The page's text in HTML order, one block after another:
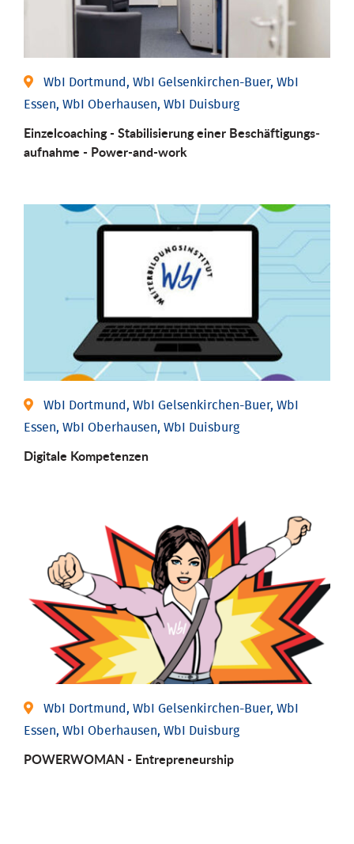
WbI Dortmund, WbI Gelsenkirchen-Buer, WbI
Essen, WbI Oberhausen, WbI Duisburg
Einzel­coaching - Stabili­sierung einer Be­schäftigungs­
aufnahme - Power-and-work
WbI Dortmund, WbI Gelsenkirchen-Buer, WbI
Essen, WbI Oberhausen, WbI Duisburg
Digitale Kompetenzen
WbI Dortmund, WbI Gelsenkirchen-Buer, WbI
Essen, WbI Oberhausen, WbI Duisburg
POWERWOMAN - Entrepreneurship